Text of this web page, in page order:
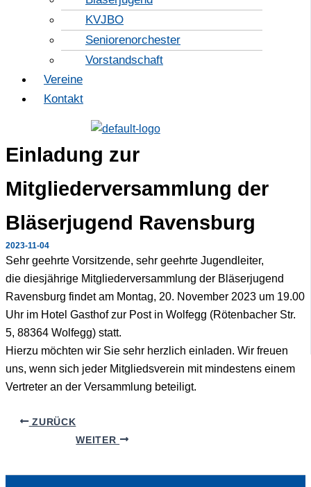
KVJBO
Seniorenorchester
Vorstandschaft
Vereine
Kontakt
Einladung zur
Mitgliederversammlung der
Bläserjugend Ravensburg
2023-11-04
Sehr geehrte Vorsitzende, sehr geehrte Jugendleiter,
die diesjährige Mitgliederversammlung der Bläserjugend
Ravensburg findet am Montag, 20. November 2023 um 19.00
Uhr im Hotel Gasthof zur Post in Wolfegg (Rötenbacher Str.
5, 88364 Wolfegg) statt.
Hierzu möchten wir Sie sehr herzlich einladen. Wir freuen
uns, wenn sich jeder Mitgliedsverein mit mindestens einem
Vertreter an der Versammlung beteiligt.
ZURÜCK
WEITER